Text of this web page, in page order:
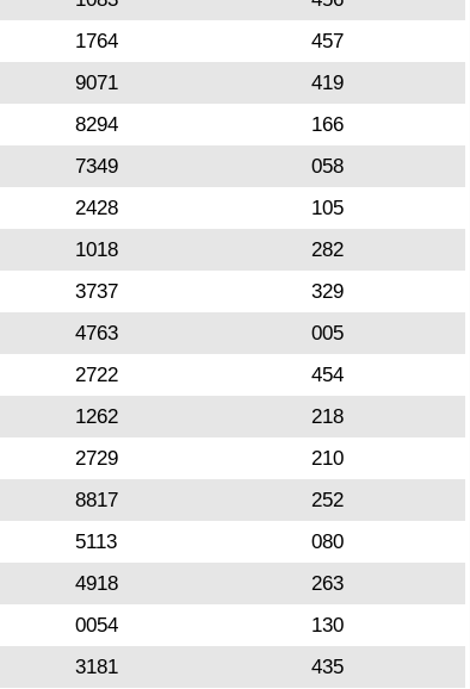
1764
457
9071
419
8294
166
7349
058
2428
105
1018
282
3737
329
4763
005
2722
454
1262
218
2729
210
8817
252
5113
080
4918
263
0054
130
3181
435